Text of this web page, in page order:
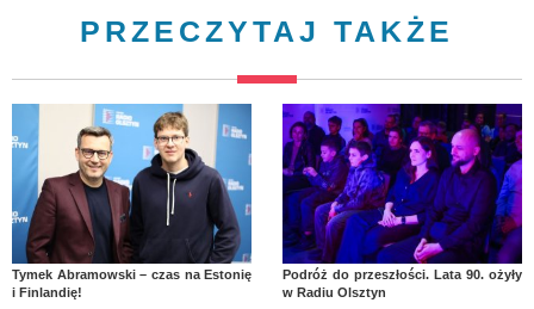
PRZECZYTAJ TAKŻE
Tymek Abramowski – czas na Estonię
i Finlandię!
Podróż do przeszłości. Lata 90. ożyły
w Radiu Olsztyn